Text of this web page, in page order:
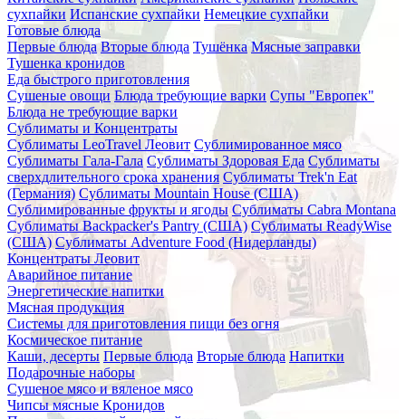
сухпайки Испанские сухпайки Немецкие сухпайки
Готовые блюда
Первые блюда Вторые блюда Тушёнка Мясные заправки
Тушенка кронидов
Еда быстрого приготовления
Сушеные овощи Блюда требующие варки Супы "Европек"
Блюда не требующие варки
Сублиматы и Концентраты
Сублиматы LeoTravel Леовит Сублимированное мясо
Сублиматы Гала-Гала Сублиматы Здоровая Еда Сублиматы
сверхдлительного срока хранения Сублиматы Trek'n Eat
(Германия) Сублиматы Mountain House (США)
Сублимированные фрукты и ягоды Сублиматы Cabra Montana
Сублиматы Backpacker's Pantry (США) Сублиматы ReadyWise
(США) Сублиматы Adventure Food (Нидерланды)
Концентраты Леовит
Аварийное питание
Энергетические напитки
Мясная продукция
Системы для приготовления пищи без огня
Космическое питание
Каши, десерты Первые блюда Вторые блюда Напитки
Подарочные наборы
Сушеное мясо и вяленое мясо
Чипсы мясные Кронидов